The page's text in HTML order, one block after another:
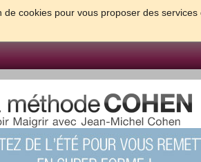
cookies pour vous proposer des
PSYCHO & TESTS GROSSESSE &